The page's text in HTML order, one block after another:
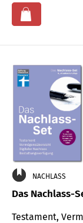
NACHLASS
Das Nachlass-
Testament,